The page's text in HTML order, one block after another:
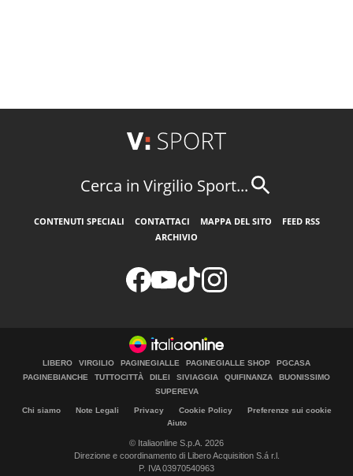
Cerca in Virgilio Sport...
CONTENUTI SPECIALI CONTATTACI MAPPA DEL SITO
FEED RSS
ARCHIVIO
LIBERO VIRGILIO PAGINEGIALLE PAGINEGIALLE SHOP
PGCASA
PAGINEBIANCHE
TUTTOCITTÀ DILEI SIVIAGGIA QUIFINANZA
BUONISSIMO
SUPEREVA
Chi siamo Note Legali Privacy Cookie Policy
Preferenze sui cookie
Aiuto
© Italiaonline S.p.A. 2026
Direzione e coordinamento di Libero Acquisition S.á r.l.
P. IVA 03970540963